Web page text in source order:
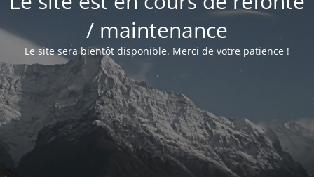
/ maintenance
Le site sera bientôt disponible. Merci de votre patience !